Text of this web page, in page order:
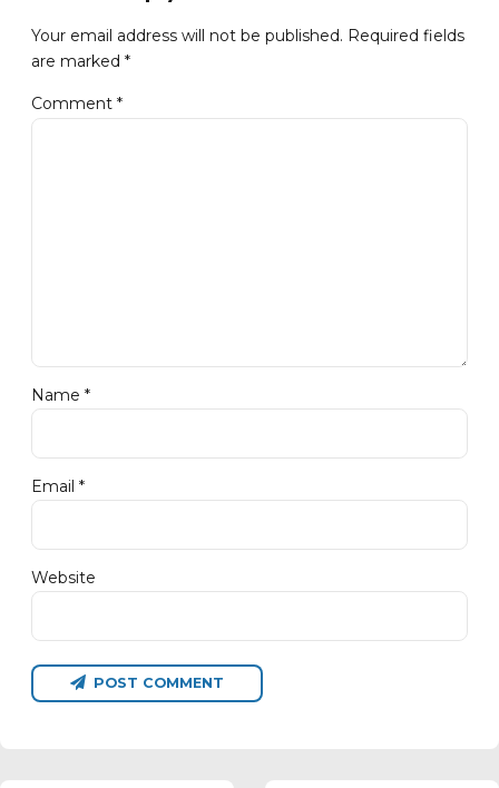
Your email address will not be published. Required fields
are marked *
Comment *
Name *
Email *
Website
POST COMMENT